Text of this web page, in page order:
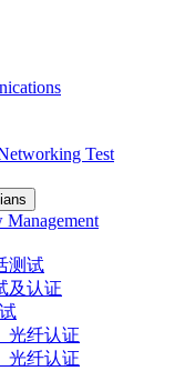
Test
测试
及认证
光纤认证
光纤认证